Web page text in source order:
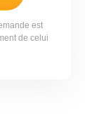
est
de celui